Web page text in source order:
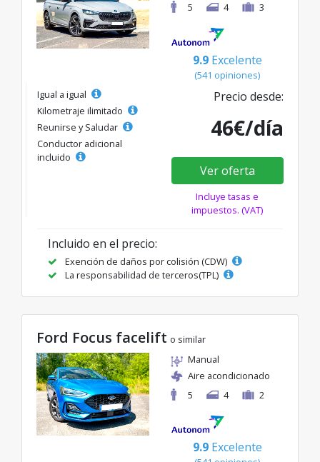
5
4 3
9.9 Excelente
(541 opiniones)
Igual a igual
Kilometraje ilimitado
Reunirse y Saludar
Conductor adicional
incluido
Precio desde:
46€/día
Ver oferta
Incluye tasas e
impuestos. (VAT)
Incluido en el precio:
Exención de daños por colisión (CDW)
La responsabilidad de terceros(TPL)
Ford Focus facelift o similar
Manual
Aire acondicionado
5
4 2
9.9 Excelente